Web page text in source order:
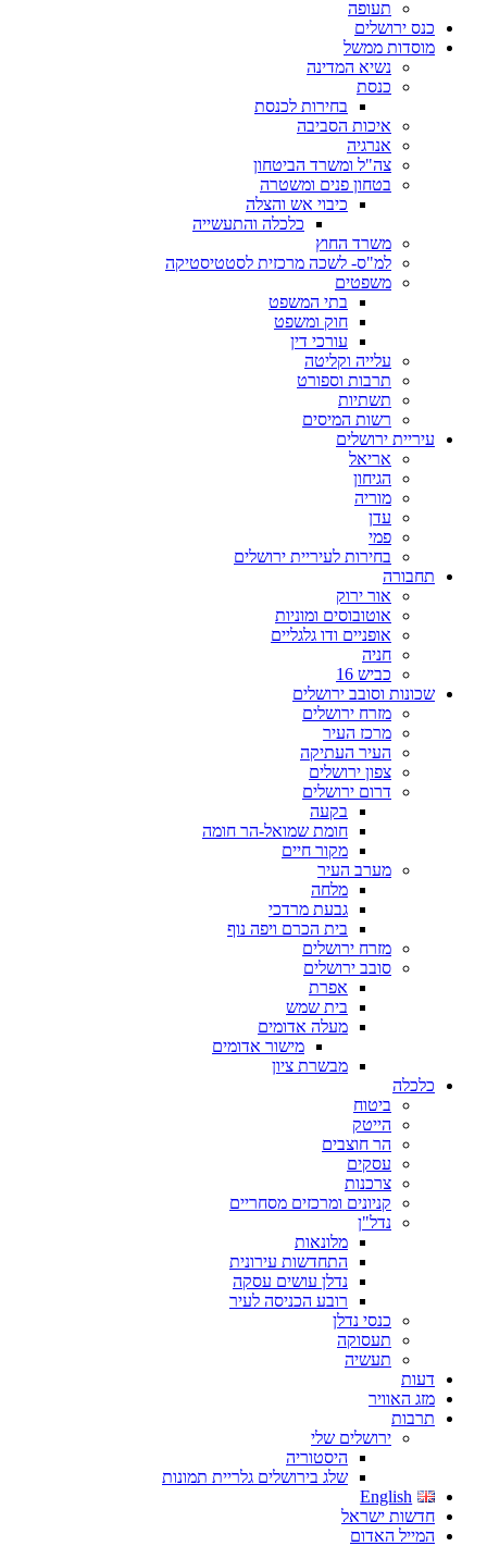
תעופה
כנס ירושלים
מוסדות ממשל
נשיא המדינה
כנסת
בחירות לכנסת
איכות הסביבה
אנרגיה
צה"ל ומשרד הביטחון
בטחון פנים ומשטרה
כיבוי אש והצלה
כלכלה והתעשייה
משרד החוץ
למ"ס- לשכה מרכזית לסטטיסטיקה
משפטים
בתי המשפט
חוק ומשפט
עורכי דין
עלייה וקליטה
תרבות וספורט
תשתיות
רשות המיסים
עיריית ירושלים
אריאל
הגיחון
מוריה
עדן
פמי
בחירות לעיריית ירושלים
תחבורה
אור ירוק
אוטובוסים ומוניות
אופניים ודו גלגליים
חניה
כביש 16
שכונות וסובב ירושלים
מזרח ירושלים
מרכז העיר
העיר העתיקה
צפון ירושלים
דרום ירושלים
בקעה
חומת שמואל-הר חומה
מקור חיים
מערב העיר
מלחה
גבעת מרדכי
בית הכרם ויפה נוף
מזרח ירושלים
סובב ירושלים
אפרת
בית שמש
מעלה אדומים
מישור אדומים
מבשרת ציון
כלכלה
ביטוח
הייטק
הר חוצבים
עסקים
צרכנות
קניונים ומרכזים מסחריים
נדל"ן
מלונאות
התחדשות עירונית
נדלן עושים עסקה
רובע הכניסה לעיר
כנסי נדלן
תעסוקה
תעשיה
דעות
מזג האוויר
תרבות
ירושלים שלי
היסטוריה
שלג בירושלים גלריית תמונות
English
חדשות ישראל
המייל האדום